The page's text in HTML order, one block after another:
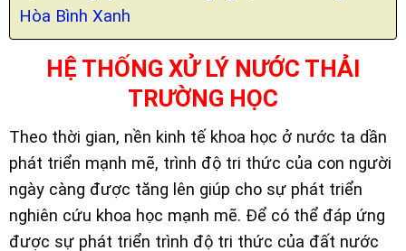
Hòa Bình Xanh
HỆ THỐNG XỬ LÝ NƯỚC THẢI
TRƯỜNG HỌC
Theo thời gian, nền kinh tế khoa học ở nước ta dần
phát triển mạnh mẽ, trình độ tri thức của con người
ngày càng được tăng lên giúp cho sự phát triển
nghiên cứu khoa học mạnh mẽ. Để có thể đáp ứng
được sự phát triển trình độ tri thức của đất nước